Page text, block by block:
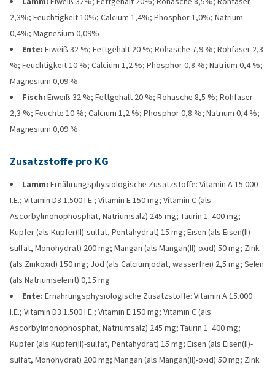
2,3%; Feuchtigkeit 10%; Calcium 1,4%; Phosphor 1,0%; Natrium
0,4%; Magnesium 0,09%
Ente: Eiweiß 32 %; Fettgehalt 20 %; Rohasche 7,9 %; Rohfaser 2,3
%; Feuchtigkeit 10 %; Calcium 1,2 %; Phosphor 0,8 %; Natrium 0,4 %;
Magnesium 0,09 %
Fisch: Eiweiß 32 %; Fettgehalt 20 %; Rohasche 8,5 %; Rohfaser
2,3 %; Feuchte 10 %; Calcium 1,2 %; Phosphor 0,8 %; Natrium 0,4 %;
Magnesium 0,09 %
Zusatzstoffe pro KG
Lamm: Ernährungsphysiologische Zusatzstoffe: Vitamin A 15.000
I.E.; Vitamin D3 1.500 I.E.; Vitamin E 150 mg; Vitamin C (als
Ascorbylmonophosphat, Natriumsalz) 245 mg; Taurin 1. 400 mg;
Kupfer (als Kupfer(II)-sulfat, Pentahydrat) 15 mg; Eisen (als Eisen(II)-
sulfat, Monohydrat) 200 mg; Mangan (als Mangan(II)-oxid) 50 mg; Zink
(als Zinkoxid) 150 mg; Jod (als Calciumjodat, wasserfrei) 2,5 mg; Selen
(als Natriumselenit) 0,15 mg
Ente: Ernährungsphysiologische Zusatzstoffe: Vitamin A 15.000
I.E.; Vitamin D3 1.500 I.E.; Vitamin E 150 mg; Vitamin C (als
Ascorbylmonophosphat, Natriumsalz) 245 mg; Taurin 1. 400 mg;
Kupfer (als Kupfer(II)-sulfat, Pentahydrat) 15 mg; Eisen (als Eisen(II)-
sulfat, Monohydrat) 200 mg; Mangan (als Mangan(II)-oxid) 50 mg; Zink